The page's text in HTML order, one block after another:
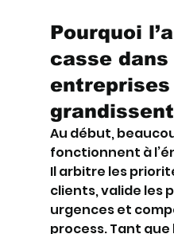
Pourquoi
casse dans
entreprises
grandissent
Au début,
fonctionnent à
Il arbitre les
clients, valide les
urgences et
process. Tant